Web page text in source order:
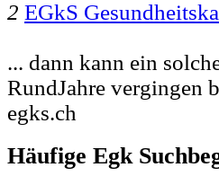
2 EGkS
... dann kann ein
RundJahre vergingen
egks.ch
Häufige Egk